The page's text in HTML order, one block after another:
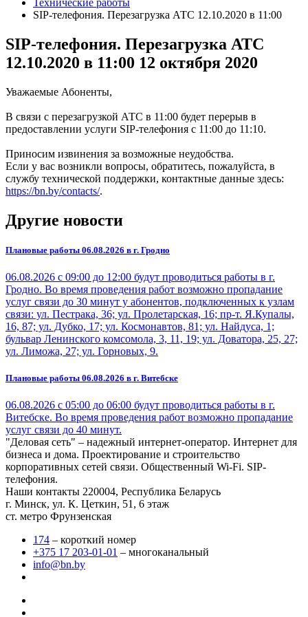
Технические работы
SIP-телефония. Перезагрузка АТС 12.10.2020 в 11:00
SIP-телефония. Перезагрузка АТС
12.10.2020 в 11:00 12 октября 2020
Уважаемые Абоненты,
В связи с перезагрузкой АТС в 11:00 будет перерыв в
предоставлении услуги SIP-телефония с 11:00 до 11:10.
Приносим извинения за возможные неудобства.
Если у вас возникли вопросы, обратитесь, пожалуйста, в
службу технической поддержки, контактные данные здесь:
https://bn.by/contacts/.
Другие новости
Плановые работы 06.08.2026 в г. Гродно
06.08.2026 с 09:00 до 12:00 будут проводиться работы в г.
Гродно. Во время проведения работ возможно пропадание
услуг связи до 30 минут у абонентов, подключенных к узлам
связи: ул. Пестрака, 36; ул. Пролетарская, 16; пр-т. Я.Купалы,
16, 87; ул. Дубко, 17; ул. Космонавтов, 81; ул. Найдуса, 1;
бульвар Ленинского комсомола, 3, 11, 19; ул. Доватора, 25, 27;
ул. Лиможа, 27; ул. Горновых, 9.
Плановые работы 06.08.2026 в г. Витебске
06.08.2026 с 05:00 до 06:00 будут проводиться работы в г.
Витебске. Во время проведения работ возможно пропадание
услуг связи до 40 минут.
"Деловая сеть" – надежный интернет-оператор. Интернет для
бизнеса и дома. Проектирование и строительство
корпоративных сетей связи. Общественный Wi-Fi. SIP-
телефония.
Наши контакты 220004, Республика Беларусь
г. Минск, ул. К. Цеткин, 51, 6 этаж
ст. метро Фрунзенская
174 – короткий номер
+375 17 203-01-01 – многоканальный
info@bn.by